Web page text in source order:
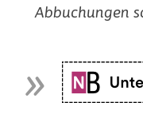
Abbuchungen